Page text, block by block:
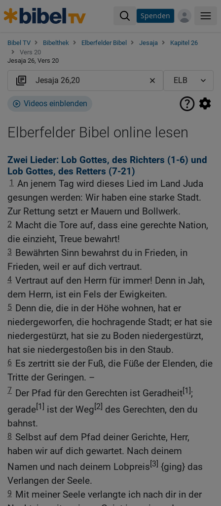
Spenden
Bibel TV Bibelthek Elberfelder Bibel Jesaja
Kapitel 26
Vers 20
Jesaja 26, Vers 20
Videos einblenden
Elberfelder Bibel online lesen
Zwei Lieder: Lob Gottes, des Richters (1-6) und
Lob Gottes, des Retters (7-21)
1 An jenem Tag wird dieses Lied im Land Juda
gesungen werden: Wir haben eine starke Stadt.
Zur Rettung setzt er Mauern und Bollwerk.
2 Macht die Tore auf, dass eine gerechte Nation,
die einzieht, Treue bewahrt!
3 Bewährten Sinn bewahrst du in Frieden, in
Frieden, weil er auf dich vertraut.
4 Vertraut auf den Herrn für immer! Denn in Jah,
dem Herrn, ist ein Fels der Ewigkeiten.
5 Denn die, die in der Höhe wohnen, hat er
niedergeworfen, die hochragende Stadt; er hat sie
niedergestürzt, hat sie zu Boden niedergestürzt,
hat sie niedergestoßen bis in den Staub.
6 Es zertritt sie der Fuß, die Füße der Elenden, die
Tritte der Geringen. –
7 Der Pfad für den Gerechten ist Geradheit[1];
gerade[1] ist der Weg[2] des Gerechten, den du
bahnst.
8 Selbst auf dem Pfad deiner Gerichte, Herr,
haben wir auf dich gewartet. Nach deinem
Namen und nach deinem Lobpreis[3] {ging} das
Verlangen der Seele.
9 Mit meiner Seele verlangte ich nach dir in der